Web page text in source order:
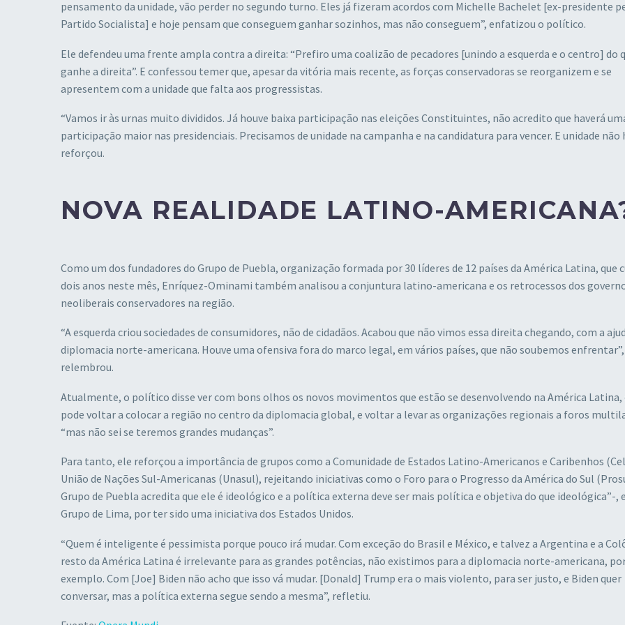
pensamento da unidade, vão perder no segundo turno. Eles já fizeram acordos com Michelle Bachelet [ex-presidente
Partido Socialista] e hoje pensam que conseguem ganhar sozinhos, mas não conseguem”, enfatizou o político.
Ele defendeu uma frente ampla contra a direita: “Prefiro uma coalizão de pecadores [unindo a esquerda e o centro] do
ganhe a direita”. E confessou temer que, apesar da vitória mais recente, as forças conservadoras se reorganizem e se
apresentem com a unidade que falta aos progressistas.
“Vamos ir às urnas muito divididos. Já houve baixa participação nas eleições Constituintes, não acredito que haverá
participação maior nas presidenciais. Precisamos de unidade na campanha e na candidatura para vencer. E unidade não
reforçou.
NOVA REALIDADE LATINO-
Como um dos fundadores do Grupo de Puebla, organização formada por 30 líderes de 12 países da América Latina, que
dois anos neste mês, Enríquez-Ominami também analisou a conjuntura latino-americana e os retrocessos dos
neoliberais conservadores na região.
“A esquerda criou sociedades de consumidores, não de cidadãos. Acabou que não vimos essa direita chegando, com a
diplomacia norte-americana. Houve uma ofensiva fora do marco legal, em vários países, que não soubemos enfrentar”,
relembrou.
Atualmente, o político disse ver com bons olhos os novos movimentos que estão se desenvolvendo na América Latina,
pode voltar a colocar a região no centro da diplomacia global, e voltar a levar as organizações regionais a foros
“mas não sei se teremos grandes mudanças”.
Para tanto, ele reforçou a importância de grupos como a Comunidade de Estados Latino-Americanos e Caribenhos
União de Nações Sul-Americanas (Unasul), rejeitando iniciativas como o Foro para o Progresso da América do Sul
Grupo de Puebla acredita que ele é ideológico e a política externa deve ser mais política e objetiva do que ideológica”-,
Grupo de Lima, por ter sido uma iniciativa dos Estados Unidos.
“Quem é inteligente é pessimista porque pouco irá mudar. Com exceção do Brasil e México, e talvez a Argentina e a
resto da América Latina é irrelevante para as grandes potências, não existimos para a diplomacia norte-americana,
exemplo. Com [Joe] Biden não acho que isso vá mudar. [Donald] Trump era o mais violento, para ser justo, e Biden quer
conversar, mas a política externa segue sendo a mesma”, refletiu.